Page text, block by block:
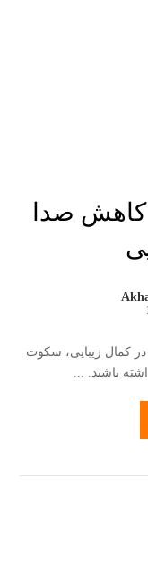
صدا
کمال زیبایی، سکوت
باشید. ...